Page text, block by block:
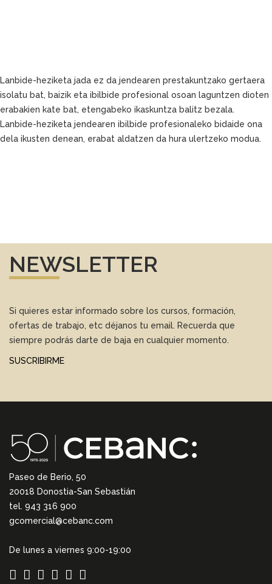
Lanbide-heziketa jada ez da jendearen prestakuntzako gertaera
isolatu bat, baizik eta ibilbide profesional osoan laguntzen dioten
erabakien kate bat, etengabeko ikaskuntza balitz bezala.
Lanbide-heziketa jendearen ibilbide profesionaleko bidaide ona
dela ikusten denean, erabat aldatzen da hura ulertzeko modua.
NEWSLETTER
Si quieres estar informado sobre los cursos, formación,
ofertas de trabajo, etc déjanos tu email. Recuerda que
siempre podrás darte de baja en cualquier momento.
SUSCRIBIRME
Paseo de Berio, 50
20018 Donostia-San Sebastián
tel. 943 316 900
gcomercial@cebanc.com
De lunes a viernes 9:00-19:00